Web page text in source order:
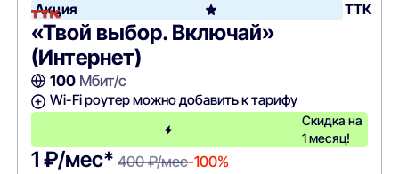
Акция ТТК
«Твой выбор. Включай»
(Интернет)
100Мбит/с
Wi-Fi роутер можно добавить к тарифу
Скидка на
1 месяц!
1 ₽/мес* 400 ₽/мес-100%